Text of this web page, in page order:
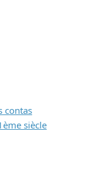
contas
siècle